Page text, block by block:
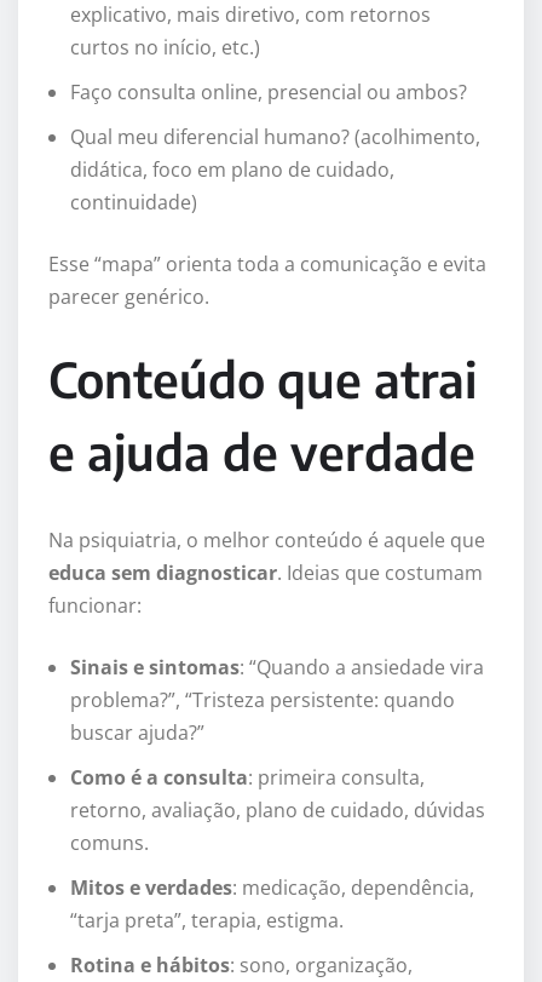
explicativo, mais diretivo, com retornos
curtos no início, etc.)
Faço consulta online, presencial ou ambos?
Qual meu diferencial humano? (acolhimento,
didática, foco em plano de cuidado,
continuidade)
Esse “mapa” orienta toda a comunicação e evita
parecer genérico.
Conteúdo que atrai
e ajuda de verdade
Na psiquiatria, o melhor conteúdo é aquele que
educa sem diagnosticar. Ideias que costumam
funcionar:
Sinais e sintomas: “Quando a ansiedade vira
problema?”, “Tristeza persistente: quando
buscar ajuda?”
Como é a consulta: primeira consulta,
retorno, avaliação, plano de cuidado, dúvidas
comuns.
Mitos e verdades: medicação, dependência,
“tarja preta”, terapia, estigma.
Rotina e hábitos: sono, organização,